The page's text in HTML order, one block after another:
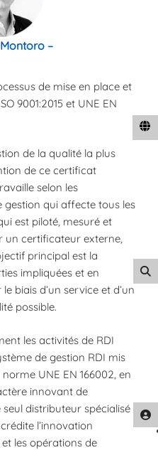
–
de mise en place et
9001:2015 et UNE EN
de la qualité la plus
de ce certificat
selon les
gestion qui affecte tous les
est piloté, mesuré et
un certificateur externe,
principal est la
impliquées et en
biais d’un service et d’un
possible.
les activités de RDI
de gestion RDI mis
UNE EN 166002, en
innovant de
seul distributeur spécialisé
l’innovation
les opérations de